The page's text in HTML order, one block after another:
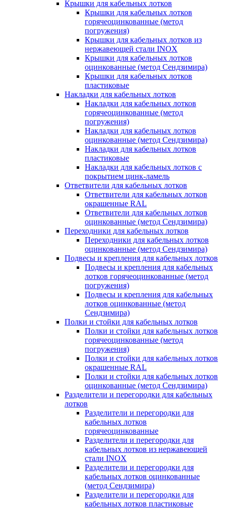
Крышки для кабельных лотков
Крышки для кабельных лотков
горячеоцинкованные (метод
погружения)
Крышки для кабельных лотков из
нержавеющей стали INOX
Крышки для кабельных лотков
оцинкованные (метод Сендзимира)
Крышки для кабельных лотков
пластиковые
Накладки для кабельных лотков
Накладки для кабельных лотков
горячеоцинкованные (метод
погружения)
Накладки для кабельных лотков
оцинкованные (метод Сендзимира)
Накладки для кабельных лотков
пластиковые
Накладки для кабельных лотков с
покрытием цинк-ламель
Ответвители для кабельных лотков
Ответвители для кабельных лотков
окрашенные RAL
Ответвители для кабельных лотков
оцинкованные (метод Сендзимира)
Переходники для кабельных лотков
Переходники для кабельных лотков
оцинкованные (метод Сендзимира)
Подвесы и крепления для кабельных лотков
Подвесы и крепления для кабельных
лотков горячеоцинкованные (метод
погружения)
Подвесы и крепления для кабельных
лотков оцинкованные (метод
Сендзимира)
Полки и стойки для кабельных лотков
Полки и стойки для кабельных лотков
горячеоцинкованные (метод
погружения)
Полки и стойки для кабельных лотков
окрашенные RAL
Полки и стойки для кабельных лотков
оцинкованные (метод Сендзимира)
Разделители и перегородки для кабельных
лотков
Разделители и перегородки для
кабельных лотков
горячеоцинкованные
Разделители и перегородки для
кабельных лотков из нержавеющей
стали INOX
Разделители и перегородки для
кабельных лотков оцинкованные
(метод Сендзимира)
Разделители и перегородки для
кабельных лотков пластиковые